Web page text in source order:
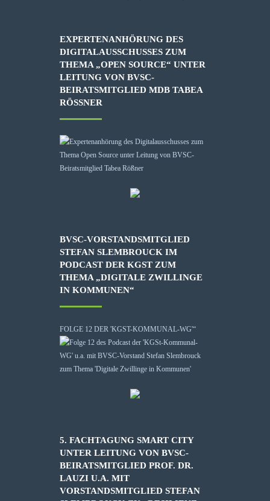
EXPERTENANHÖRUNG DES
DIGITALAUSSCHUSSES ZUM
THEMA „OPEN SOURCE“ UNTER
LEITUNG VON BVSC-
BEIRATSMITGLIED MDB TABEA
RÖSSNER
BVSC-VORSTANDSMITGLIED
STEFAN SLEMBROUCK IM
PODCAST DER KGST ZUM
THEMA „DIGITALE ZWILLINGE
IN KOMMUNEN“
FOLGE 12 DER 'KGST-KOMMUNAL-WG'“
5. FACHTAGUNG SMART CITY
UNTER LEITUNG VON BVSC-
BEIRATSMITGLIED PROF. DR.
LAUZI U.A. MIT
VORSTANDSMITGLIED STEFAN